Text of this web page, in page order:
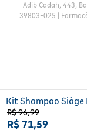
Kit Shampoo
R$96,99
R$ 71,59
Adib Cadah, 443,
39803-025 |